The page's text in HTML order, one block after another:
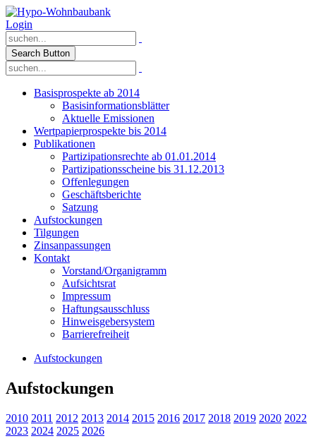
Login
Search Button
Basisprospekte ab 2014
Basisinformationsblätter
Aktuelle Emissionen
Wertpapierprospekte bis 2014
Publikationen
Partizipationsrechte ab 01.01.2014
Partizipationsscheine bis 31.12.2013
Offenlegungen
Geschäftsberichte
Satzung
Aufstockungen
Tilgungen
Zinsanpassungen
Kontakt
Vorstand/Organigramm
Aufsichtsrat
Impressum
Haftungsausschluss
Hinweisgebersystem
Barrierefreiheit
Aufstockungen
Aufstockungen
2010 2011 2012 2013 2014 2015 2016 2017 2018 2019 2020 2022
2023 2024 2025 2026